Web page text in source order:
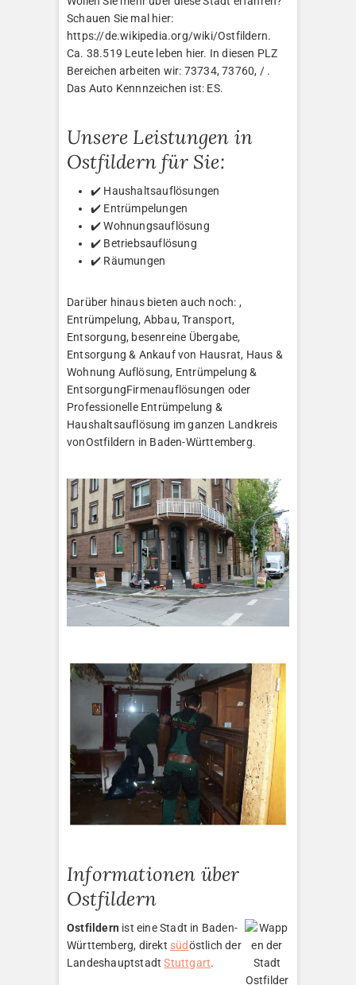
Schauen Sie mal hier:
https://de.wikipedia.org/wiki/Ostfildern.
Ca. 38.519 Leute leben hier. In diesen PLZ
Bereichen arbeiten wir: 73734, 73760, / .
Das Auto Kennnzeichen ist: ES.
Unsere Leistungen in
Ostfildern für Sie:
✔️ Haushaltsauflösungen
✔️ Entrümpelungen
✔️ Wohnungsauflösung
✔️ Betriebsauflösung
✔️ Räumungen
Darüber hinaus bieten auch noch: ,
Entrümpelung, Abbau, Transport,
Entsorgung, besenreine Übergabe,
Entsorgung & Ankauf von Hausrat, Haus &
Wohnung Auflösung, Entrümpelung &
EntsorgungFirmenauflösungen oder
Professionelle Entrümpelung &
Haushaltsauflösung im ganzen Landkreis
vonOstfildern in Baden-Württemberg.
Informationen über
Ostfildern
Ostfildern ist eine Stadt in Baden-
Württemberg, direkt südöstlich der
LandeshauptstadtStuttgart.